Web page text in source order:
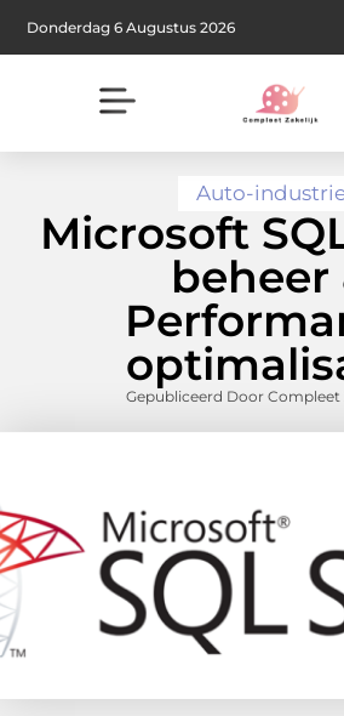
Donderdag 6 Augustus 2026
Auto-
Microsoft
beheer
Gepubliceerd Door Compleet